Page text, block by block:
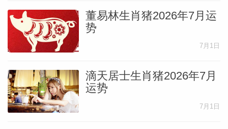
婆星座 航
董易林生肖猪2026年7月运
势
7月1日
滴天居士生肖猪2026年7月
运势
7月1日